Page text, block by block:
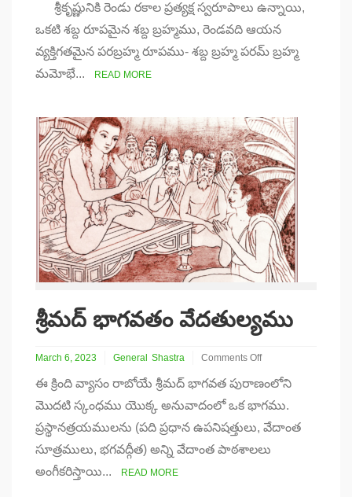
శ్రీమద్
భాగవతము
భిన్నమైనది
కాదు
శ్రీకృష్ణునికి రెండు రకాల ప్రత్యక్ష స్వరూపాలు ఉన్నాయి,
ఒకటి శబ్ద రూపమైన శబ్ద బ్రహ్మము, రెండవది ఆయన
వ్యక్తిగతమైన పరబ్రహ్మ రూపము- శబ్ద బ్రహ్మ పరమ్ బ్రహ్మ
మమోభే...
READ MORE
శ్రీమద్ భాగవతం వేదతుల్యము
March 6, 2023 General Shastra
Comments Off
శ్రీమద్
భాగవతం
ఈ క్రింది వ్యాసం రాబోయే శ్రీమద్ భాగవత పురాణంలోని
మొదటి స్కంధము యొక్క అనువాదంలో ఒక భాగము.
ప్రస్థానత్రయములను (పది ప్రధాన ఉపనిషత్తులు, వేదాంత
సూత్రములు, భగవద్గీత) అన్ని వేదాంత పాఠశాలలు
అంగీకరిస్తాయి...
READ MORE